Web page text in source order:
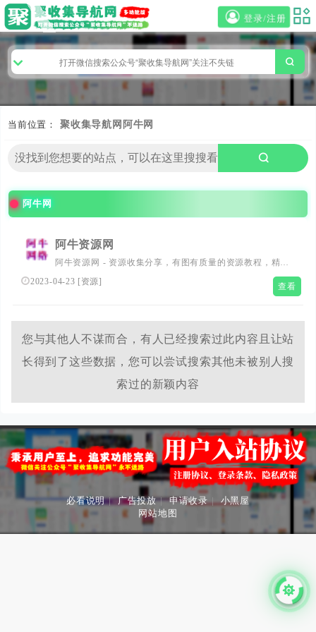
登录/注册
当前位置： 聚收集导航网 阿牛网
阿牛网
阿牛资源网
阿牛资源网 - 资源收集分享，有图有质量的资源教程，精品
软件各类网站源码资源分享，热门的活动资讯。
2023-04-23 [资源] 查看
您与其他人不谋而合，有人已经搜索过此内容且让站
长得到了这些数据，您可以尝试搜索其他未被别人搜
索过的新颖内容
必看说明 | 广告投放 | 申请收录 |
小黑屋
网站地图